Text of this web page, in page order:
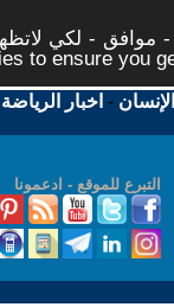
موافق - لكي
to ensure you
- اخبار الرياضة
التبرع للموقع - ادعمونا